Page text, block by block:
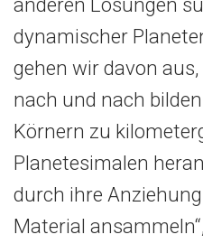
dynamischer
gehen wir davon
nach und nach
Körnern zu
Planetesimalen
durch ihre
Material